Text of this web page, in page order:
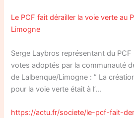
Le PCF fait dérailler la voie verte au
Limogne
Serge Laybros représentant du
votes adoptés par la communauté
de Lalbenque/Limogne : ” La
pour la voie verte était à l’…
https://actu.fr/societe/le-pcf-fait-